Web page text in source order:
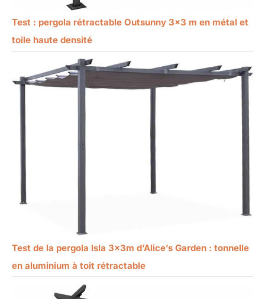
Test : pergola rétractable Outsunny 3×3 m en métal et
toile haute densité
Test de la pergola Isla 3x3m d’Alice’s Garden : tonnelle
en aluminium à toit rétractable